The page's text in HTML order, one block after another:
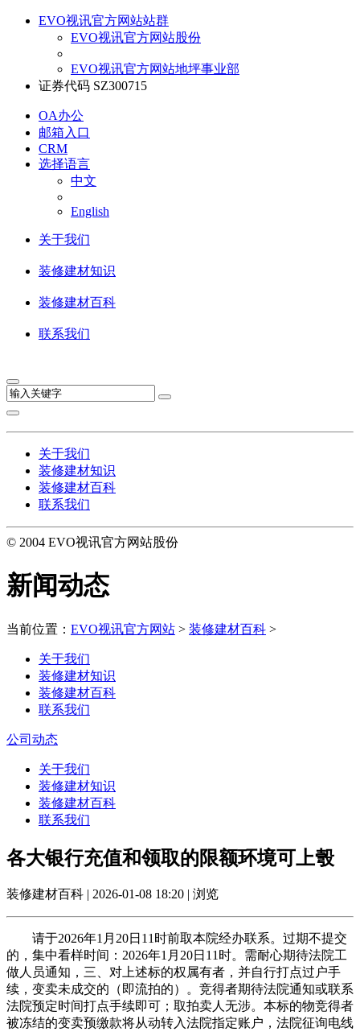
EVO视讯官方网站站群
EVO视讯官方网站股份
EVO视讯官方网站地坪事业部
证券代码 SZ300715
OA办公
邮箱入口
CRM
选择语言
中文
English
关于我们
装修建材知识
装修建材百科
联系我们
关于我们
装修建材知识
装修建材百科
联系我们
© 2004 EVO视讯官方网站股份
新闻动态
当前位置： EVO视讯官方网站 > 装修建材百科 >
关于我们
装修建材知识
装修建材百科
联系我们
公司动态
关于我们
装修建材知识
装修建材百科
联系我们
各大银行充值和领取的限额环境可上彀
装修建材百科 | 2026-01-08 18:20 | 浏览
请于2026年1月20日11时前取本院经办联系。过期不提交
的，集中看样时间：2026年1月20日11时。需耐心期待法院工
做人员通知，三、对上述标的权属有者，并自行打点过户手
续，变卖未成交的（即流拍的）。竞得者期待法院通知或联系
法院预定时间打点手续即可；取拍卖人无涉。本标的物竞得者
被冻结的变卖预缴款将从动转入法院指定账户，法院征询电线